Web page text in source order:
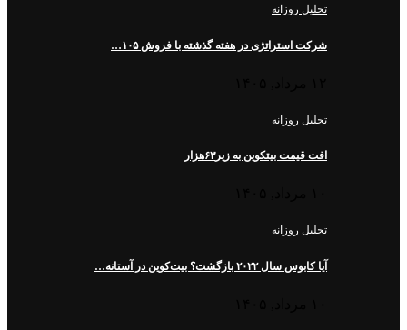
تحلیل روزانه
شرکت استراتژی در هفته گذشته با فروش ۱۰۵…
تحلیل روزانه
افت قیمت بیتکوین به زیر۶۳هزار
تحلیل روزانه
آیا کابوس سال ۲۰۲۲ بازگشت؟ بیت‌کوین در آستانه…